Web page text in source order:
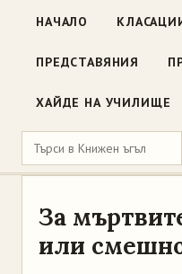
НАЧАЛО
ПРЕДСТАВЯНИЯ
ХАЙДЕ НА УЧИЛИЩЕ
За
или